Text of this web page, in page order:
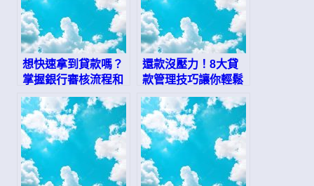
想快速拿到貸款嗎？
掌握銀行審核流程和
申請時間的關鍵秘
訣！
還款沒壓力！8大貸
款管理技巧讓你輕鬆
上岸